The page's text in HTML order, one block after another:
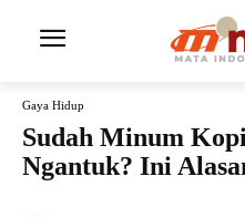
Gaya Hidup
Sudah Minum
Ngantuk? Ini